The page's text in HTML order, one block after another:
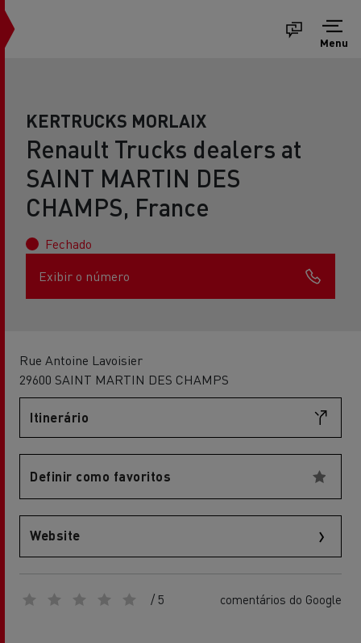
Menu
KERTRUCKS MORLAIX
Renault Trucks dealers at
SAINT MARTIN DES
CHAMPS, France
Fechado
Exibir o número
Rue Antoine Lavoisier
29600 SAINT MARTIN DES CHAMPS
Itinerário
Definir como favoritos
Website
/ 5 comentários do Google